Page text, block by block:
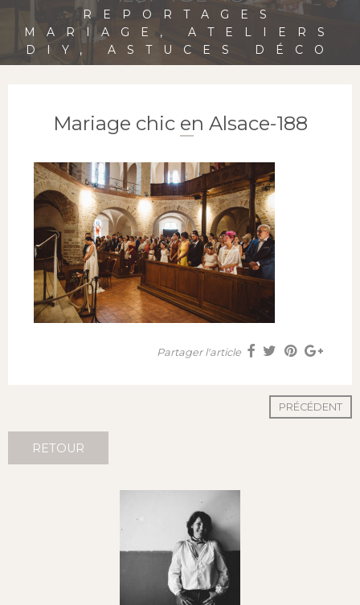
REPORTAGES
MARIAGE, ATELIERS
DIY, ASTUCES DÉCO
Mariage chic en Alsace-188
Partager l'article
PRÉCÉDENT
RETOUR